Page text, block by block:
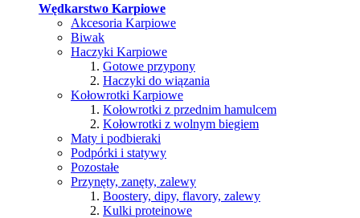
Wędkarstwo Karpiowe
Akcesoria Karpiowe
Biwak
Haczyki Karpiowe
Gotowe przypony
Haczyki do wiązania
Kołowrotki Karpiowe
Kołowrotki z przednim hamulcem
Kołowrotki z wolnym biegiem
Maty i podbieraki
Podpórki i statywy
Pozostałe
Przynęty, zanęty, zalewy
Boostery, dipy, flavory, zalewy
Kulki proteinowe